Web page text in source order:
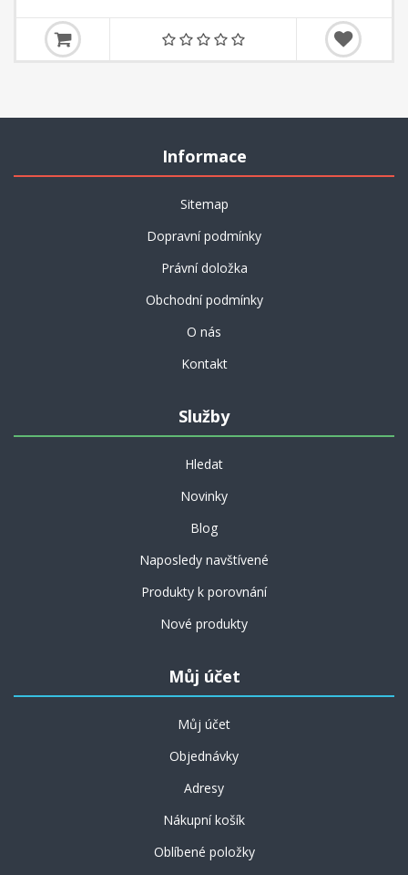
Informace
Sitemap
Dopravní podmínky
Právní doložka
Obchodní podmínky
O nás
Kontakt
Služby
Hledat
Novinky
Blog
Naposledy navštívené
Produkty k porovnání
Nové produkty
Můj účet
Můj účet
Objednávky
Adresy
Nákupní košík
Oblíbené položky